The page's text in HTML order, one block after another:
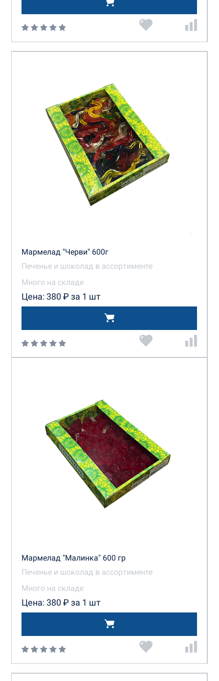
Мармелад "Черви" 600г
Печенье и шоколад в ассортименте
Много на складе
Цена: 380 ₽ за 1 шт
Мармелад "Малинка" 600 гр
Печенье и шоколад в ассортименте
Много на складе
Цена: 380 ₽ за 1 шт